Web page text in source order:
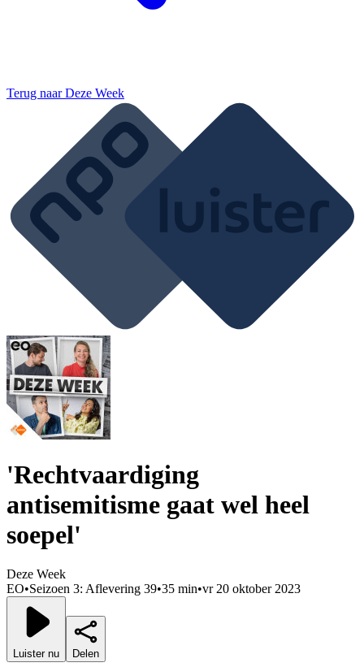
Terug naarDeze Week
'Rechtvaardiging
antisemitisme gaat wel heel
soepel'
Deze Week
EO•Seizoen 3: Aflevering 39•35 min•vr 20 oktober 2023
Luister nu Delen